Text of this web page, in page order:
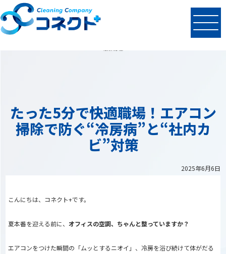
NEWS
たった5分で快適職場！エアコン
掃除で防ぐ“冷房病”と“社内カ
ビ”対策
2025年6月6日
こんにちは、コネクト+です。
夏本番を迎える前に、オフィスの空調、ちゃんと整っていますか？
エアコンをつけた瞬間の「ムッとするニオイ」、冷房を浴び続けて体がだる